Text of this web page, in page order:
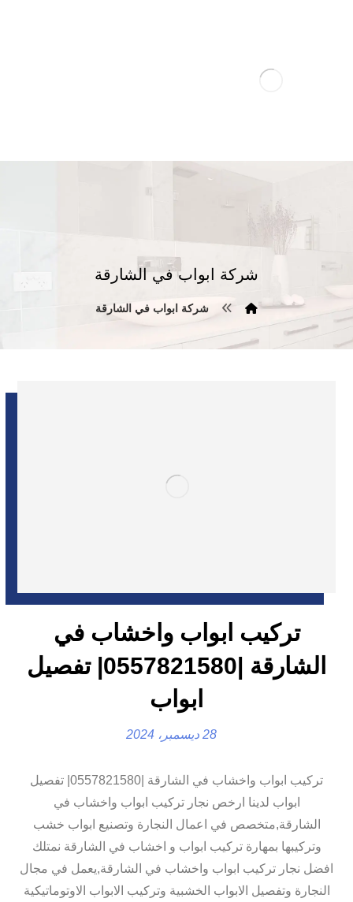
شركة ابواب في الشارقة
شركة ابواب في الشارقة
تركيب ابواب واخشاب في
الشارقة |0557821580| تفصيل
ابواب
28 ديسمبر، 2024
تركيب ابواب واخشاب في الشارقة |0557821580| تفصيل
ابواب لدينا ارخص نجار تركيب ابواب واخشاب في
الشارقة,متخصص في اعمال النجارة وتصنيع ابواب خشب
وتركيبها بمهارة تركيب ابواب و اخشاب في الشارقة نمتلك
افضل نجار تركيب ابواب واخشاب في الشارقة,يعمل في مجال
النجارة وتفصيل الابواب الخشبية وتركيب الابواب الاوتوماتيكية